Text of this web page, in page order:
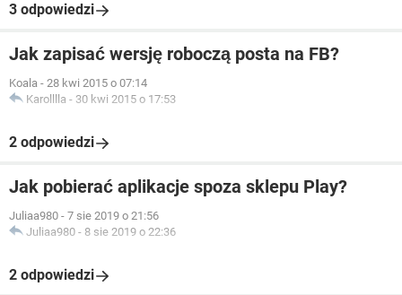
3 odpowiedzi
Jak zapisać wersję roboczą posta na FB?
Koala - 28 kwi 2015 o 07:14
Karolllla - 30 kwi 2015 o 17:53
2 odpowiedzi
Jak pobierać aplikacje spoza sklepu Play?
Juliaa980 - 7 sie 2019 o 21:56
Juliaa980 - 8 sie 2019 o 22:36
2 odpowiedzi